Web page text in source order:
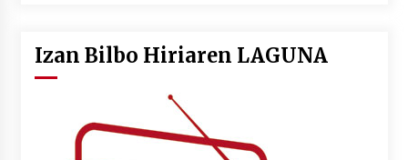
Izan Bilbo Hiriaren LAGUNA